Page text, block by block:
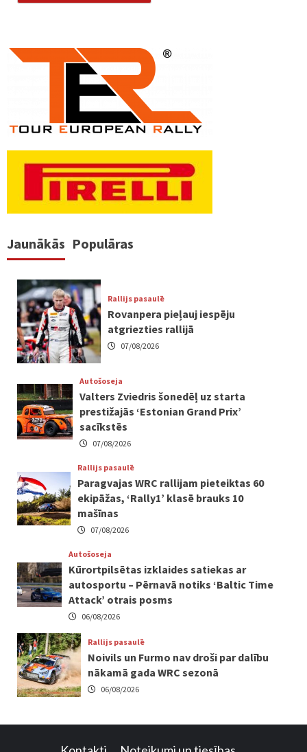
Jaunākās Populāras
Rallijs pasaulē
Rovanpera pieļauj iespēju
atgriezties rallijā
07/08/2026
Autošoseja
Valters Zviedris šonedēļ uz starta
prestižajās ‘Estonian Grand Prix’
sacīkstēs
07/08/2026
Rallijs pasaulē
Paragvajas WRC rallijam pieteiktas 60
ekipāžas, ‘Rally1’ klasē brauks 10
mašīnas
07/08/2026
Autošoseja
Kūrortpilsētas izklaides satiekas ar
autosportu – Pērnavā notiks ‘Baltic Time
Attack’ otrais posms
06/08/2026
Rallijs pasaulē
Noivils un Furmo nav droši par dalību
nākamā gada WRC sezonā
06/08/2026